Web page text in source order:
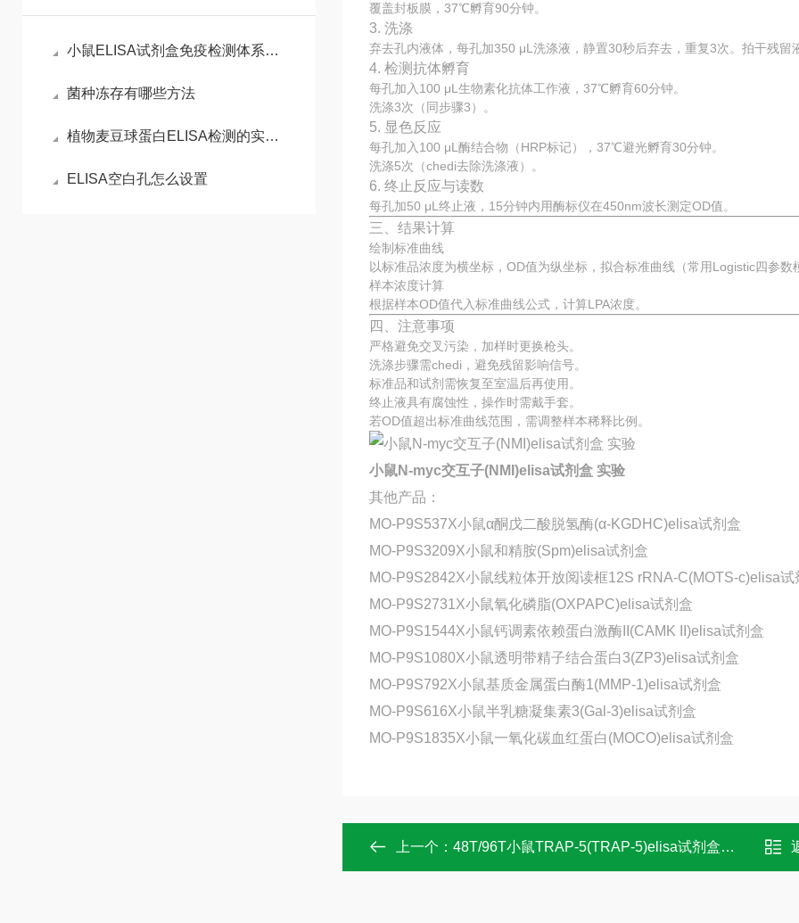
小鼠ELISA试剂盒免疫检测体系与动物模型实验实操指南
菌种冻存有哪些方法
植物麦豆球蛋白ELISA检测的实验流程
ELISA空白孔怎么设置
覆盖封板膜，37℃孵育90分钟。
3. 洗涤
弃去孔内液体，每孔加350 μL洗涤液，静置30秒后弃去，重复3次。拍干残留
4. 检测抗体孵育
每孔加入100 μL生物素化抗体工作液，37℃孵育60分钟。
洗涤3次（同步骤3）。
5. 显色反应
每孔加入100 μL酶结合物（HRP标记），37℃避光孵育30分钟。
洗涤5次（chedi去除洗涤液）。
6. 终止反应与读数
每孔加50 μL终止液，15分钟内用酶标仪在450nm波长测定OD值。
三、结果计算
绘制标准曲线
以标准品浓度为横坐标，OD值为纵坐标，拟合标准曲线（常用Logistic四参数
样本浓度计算
根据样本OD值代入标准曲线公式，计算LPA浓度。
四、注意事项
严格避免交叉污染，加样时更换枪头。
洗涤步骤需chedi，避免残留影响信号。
标准品和试剂需恢复至室温后再使用。
终止液具有腐蚀性，操作时需戴手套。
若OD值超出标准曲线范围，需调整样本稀释比例。
小鼠N-myc交互子(NMI)elisa试剂盒 实验
其他产品：
MO-P9S537X小鼠α酮戊二酸脱氢酶(α-KGDHC)elisa试剂盒
MO-P9S3209X小鼠和精胺(Spm)elisa试剂盒
MO-P9S2842X小鼠线粒体开放阅读框12S rRNA-C(MOTS-c)elisa试
MO-P9S2731X小鼠氧化磷脂(OXPAPC)elisa试剂盒
MO-P9S1544X小鼠钙调素依赖蛋白激酶II(CAMK II)elisa试剂盒
MO-P9S1080X小鼠透明带精子结合蛋白3(ZP3)elisa试剂盒
MO-P9S792X小鼠基质金属蛋白酶1(MMP-1)elisa试剂盒
MO-P9S616X小鼠半乳糖凝集素3(Gal-3)elisa试剂盒
MO-P9S1835X小鼠一氧化碳血红蛋白(MOCO)elisa试剂盒
上一个： 48T/96T小鼠TRAP-5(TRAP-5)elisa试剂盒 说明书